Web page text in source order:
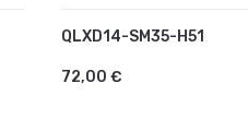
QLXD14-SM35-H51
72,00 €